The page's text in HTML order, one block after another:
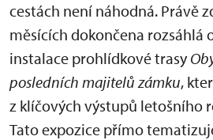
cestách není náhodná. Právě
měsících dokončena rozsáhlá
instalace prohlídkové trasy
posledních majitelů zámku,
z klíčových výstupů letošního
Tato expozice přímo